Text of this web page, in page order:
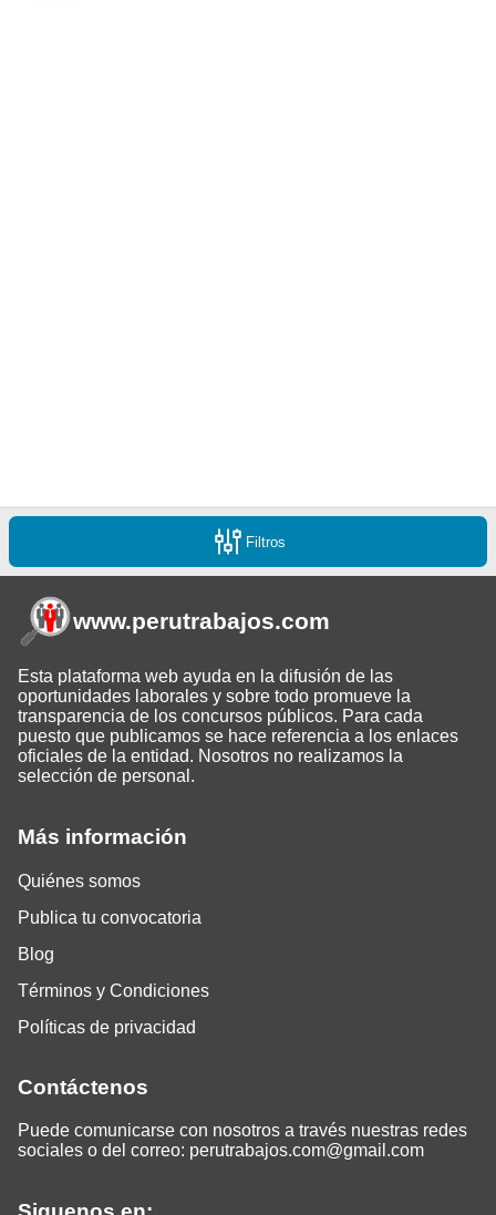
Filtros
Más información
Quiénes somos
Publica tu convocatoria
Blog
Términos y Condiciones
Políticas de privacidad
Contáctenos
Puede comunicarse con nosotros a través nuestras redes
sociales o del correo: perutrabajos.com@gmail.com
www.perutrabajos.com
Esta plataforma web ayuda en la difusión de las
oportunidades laborales y sobre todo promueve la
transparencia de los concursos públicos. Para cada
puesto que publicamos se hace referencia a los enlaces
oficiales de la entidad. Nosotros no realizamos la
selección de personal.